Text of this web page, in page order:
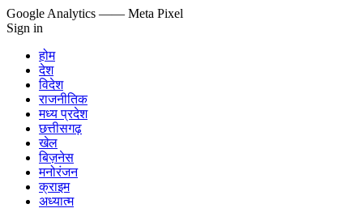
Google Analytics —— Meta Pixel
Sign in
होम
देश
विदेश
राजनीतिक
मध्य प्रदेश
छत्तीसगढ़
खेल
बिज़नेस
मनोरंजन
क्राइम
अध्यात्म